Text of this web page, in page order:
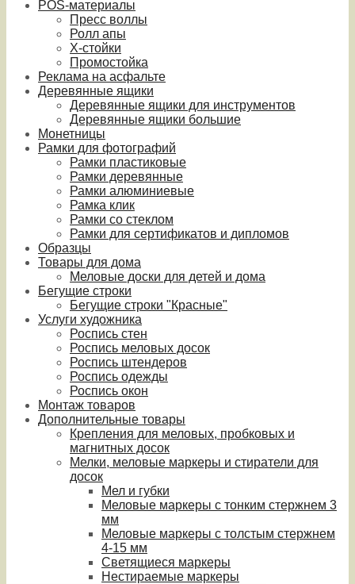
POS-материалы
Пресс воллы
Ролл апы
Х-стойки
Промостойка
Реклама на асфальте
Деревянные ящики
Деревянные ящики для инструментов
Деревянные ящики большие
Монетницы
Рамки для фотографий
Рамки пластиковые
Рамки деревянные
Рамки алюминиевые
Рамка клик
Рамки со стеклом
Рамки для сертификатов и дипломов
Образцы
Товары для дома
Меловые доски для детей и дома
Бегущие строки
Бегущие строки "Красные"
Услуги художника
Роспись стен
Роспись меловых досок
Роспись штендеров
Роспись одежды
Роспись окон
Монтаж товаров
Дополнительные товары
Крепления для меловых, пробковых и
магнитных досок
Мелки, меловые маркеры и стиратели для
досок
Мел и губки
Меловые маркеры с тонким стержнем 3
мм
Меловые маркеры с толстым стержнем
4-15 мм
Светящиеся маркеры
Нестираемые маркеры